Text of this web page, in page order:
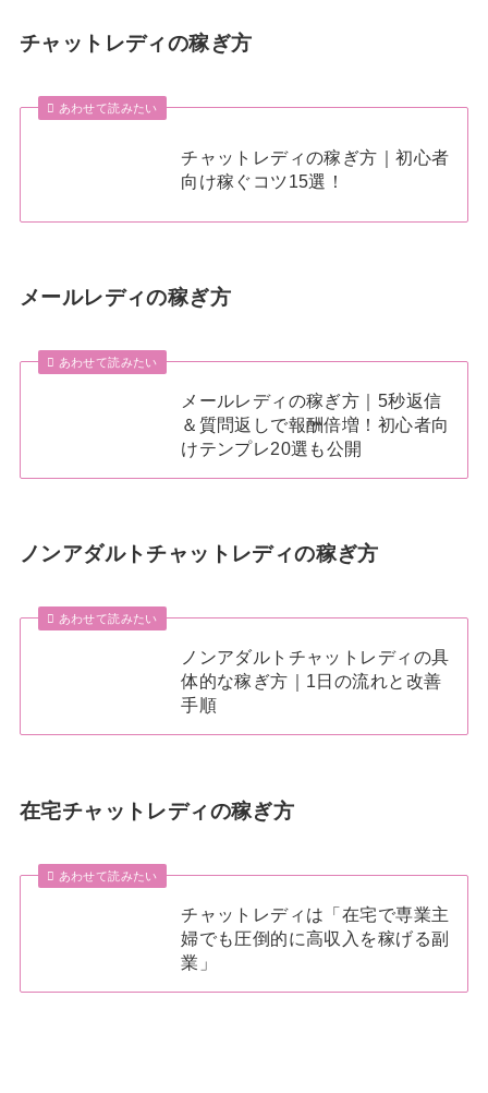
チャットレディの稼ぎ方
あわせて読みたい
チャットレディの稼ぎ方｜初心者
向け稼ぐコツ15選！
メールレディの稼ぎ方
あわせて読みたい
メールレディの稼ぎ方｜5秒返信
＆質問返しで報酬倍増！初心者向
けテンプレ20選も公開
ノンアダルトチャットレディの稼ぎ方
あわせて読みたい
ノンアダルトチャットレディの具
体的な稼ぎ方｜1日の流れと改善
手順
在宅チャットレディの稼ぎ方
あわせて読みたい
チャットレディは「在宅で専業主
婦でも圧倒的に高収入を稼げる副
業」